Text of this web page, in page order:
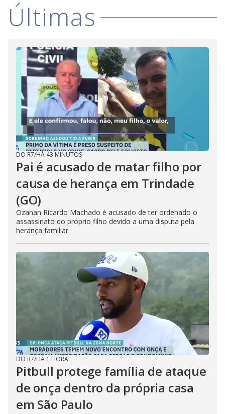
Últimas
DO R7/HÁ 43 MINUTOS
Pai é acusado de matar filho por
causa de herança em Trindade
(GO)
Ozanan Ricardo Machado é acusado de ter ordenado o
assassinato do próprio filho devido a uma disputa pela
herança familiar
DO R7/HÁ 1 HORA
Pitbull protege família de ataque
de onça dentro da própria casa
em São Paulo